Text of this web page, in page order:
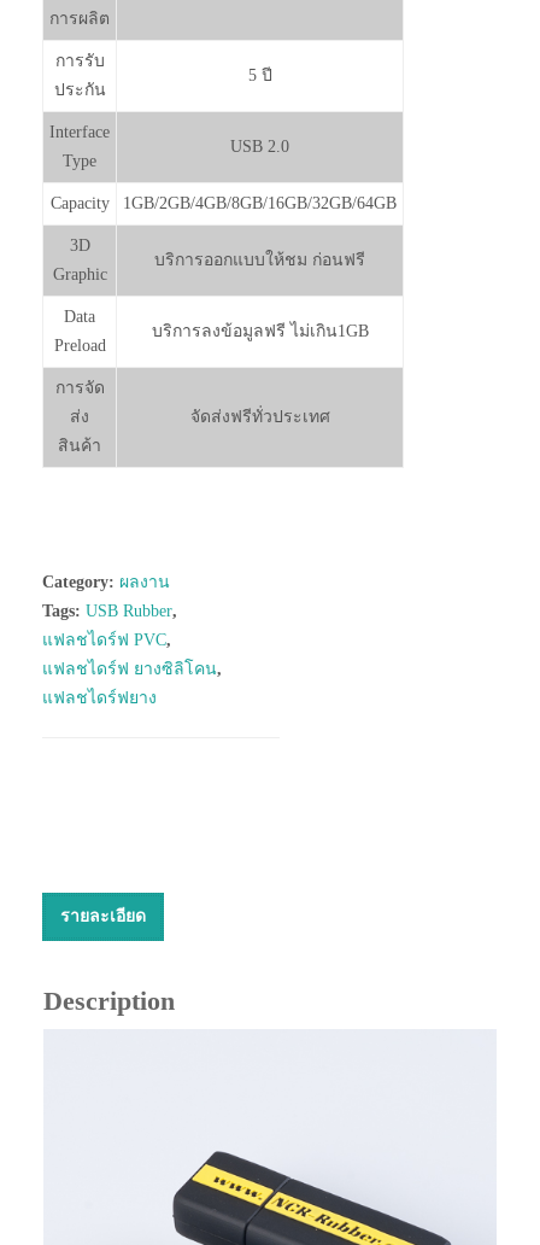
การผลิต
การรับ
ประกัน
5 ปี
Interface
Type
USB 2.0
Capacity 1GB/2GB/4GB/8GB/16GB/32GB/64GB
3D
Graphic
บริการออกแบบให้ชม ก่อนฟรี
Data
Preload
บริการลงข้อมูลฟรี ไม่เกิน1GB
การจัด
ส่ง
สินค้า
จัดส่งฟรีทั่วประเทศ
Category: ผลงาน
Tags: USB Rubber,
แฟลชไดร์ฟ PVC,
แฟลชไดร์ฟ ยางซิลิโคน,
แฟลชไดร์ฟยาง
รายละเอียด
Description